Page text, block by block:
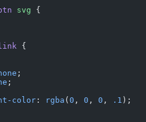
svg {
{
;
;
color
: rgba ( 0 , 0 , 0 , .1 );